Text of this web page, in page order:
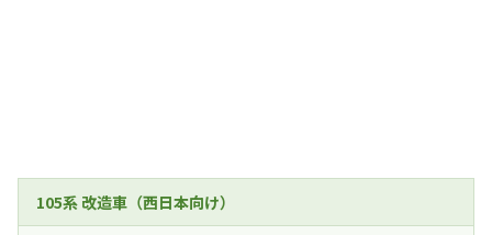
105系 改造車（西日本向け）